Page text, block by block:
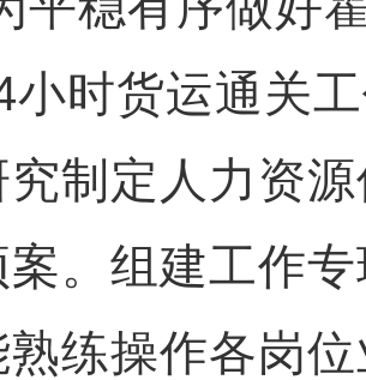
小时货运通关
究制定人力资
。组建工作
熟练操作各岗